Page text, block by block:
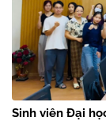
Sinh viên Đại